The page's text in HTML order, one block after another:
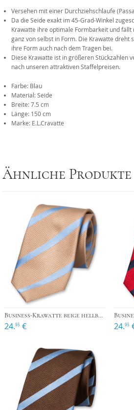
Versehen mit einer Durchziehschlaufe
Da die Seide exakt im 45-Grad-Winkel
Krawatte ihre optimale Formbarkeit und fällt
ganz von selbst in Form. Die Krawatte dreht
ihre Form auch nach dem Tragen bei.
Diese Krawatte ist in größeren Stückzahlen
nach unseren attraktiven Staffelpreisen.
Farbe: Blau
Material: Seide
Breite: 7.5 cm
Länge: 150 cm
Marke: E.L.Cravatte
Ähnliche Produkte
Business-Krawatte beige hellblau
24.95 € 24.95